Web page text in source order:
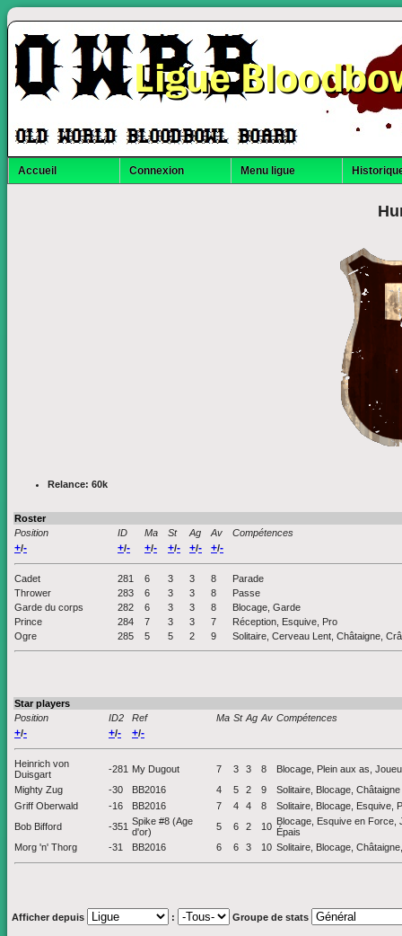
Ligue
Accueil Connexion Menu ligue
Relance: 60k
Roster
Position
ID Ma St Ag Av Compétences
+/- +/- +/- +/- +/- +/-
Cadet 281 6 3 3 8
Parade
Thrower
283 6 3 3 8
Passe
Garde du corps
282 6 3 3 8
Blocage, Garde
Prince
284 7 3 3 7
Réception, Esquive, Pro
Ogre
285 5 5 2 9 Solitaire, Cerveau Lent, Châtaigne,
Star players
Position
ID2 Ref Ma St Ag Av Compétences
+/- +/- +/-
Heinrich von
Duisgart
-281 My Dugout 7 3 3 8
Blocage, Plein aux as,
Mighty Zug
-30 BB2016 4 5 2 9
Solitaire, Blocage, Châtaigne
Griff Oberwald
-16 BB2016 7 4 4 8
Solitaire, Blocage, Esquive,
Bob Bifford
-351 Spike #8 (Age
d'or)
5 6 2 10 Blocage, Esquive en Force,
Épais
Morg 'n' Thorg
-31 BB2016 6 6 3 10 Solitaire, Blocage,
Afficher depuis : Groupe de stats